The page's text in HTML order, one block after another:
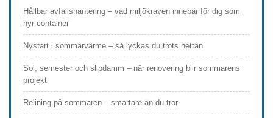
Hållbar avfallshantering – vad miljökraven innebär för dig som
hyr container
Nystart i sommarvärme – så lyckas du trots hettan
Sol, semester och slipdamm – när renovering blir sommarens
projekt
Relining på sommaren – smartare än du tror